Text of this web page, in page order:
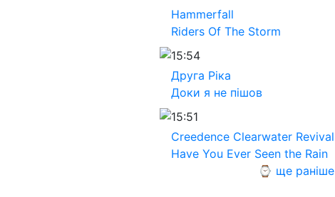
Hammerfall
Riders Of The Storm
15:54
Друга Ріка
Доки я не пішов
15:51
Creedence Clearwater Revival
Have You Ever Seen the Rain
⌚ ще раніше